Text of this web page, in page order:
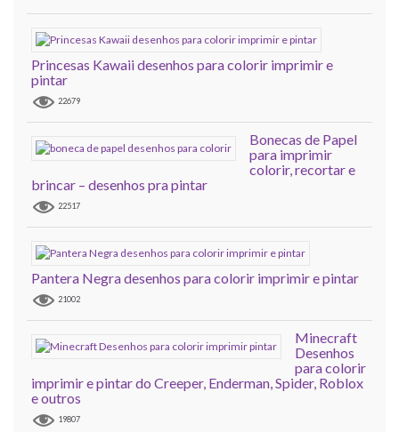
Princesas Kawaii desenhos para colorir imprimir e
pintar
22679
Bonecas de Papel
para imprimir
colorir, recortar e
brincar – desenhos pra pintar
22517
Pantera Negra desenhos para colorir imprimir e pintar
21002
Minecraft
Desenhos
para colorir
imprimir e pintar do Creeper, Enderman, Spider, Roblox
e outros
19807